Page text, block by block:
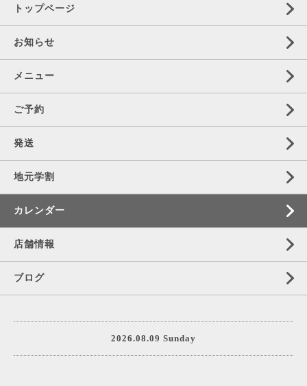
トップページ
お知らせ
メニュー
ご予約
発送
地元学割
カレンダー
店舗情報
ブログ
2026.08.09 Sunday